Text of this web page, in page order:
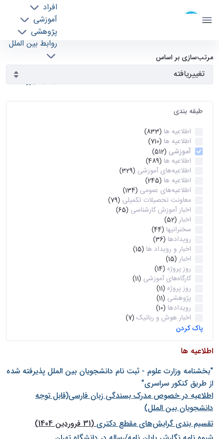
افراد
آموزشی
پژوهشی
روابط بین الملل
خدمات
آرشیو اطلاعیه ها - ece- دانشکده مهندسی برق و
کامپیوتر
مرتب‌سازی بر اساس
طبقه بندی
اطلاعیه ها (833)
اطلاعیه ها (710)
آموزشی (512)
اطلاعیه ها (489)
اطلاعیه‌های‌ آموزشی (329)
اطلاعیه ها (245)
اطلاعیه‌های عمومی (134)
معاونت تحصیلات تکمیلی (79)
اخبار آموزش کارشناسی (65)
اخبار (52)
سخنرانیها (44)
رویدادها (36)
اخبار و رویداد ها (15)
اخبار (15)
روز پروژه (14)
کارگاه‌های آموزشی (11)
روز پروژه (11)
پژوهشی (11)
رویدادها (10)
اخبار هوش و رباتیک (7)
پاک کردن
اطلاعیه ها
"بخشنامه وزارت علوم - ثبت نام دانشجويان بين الملل پذيرفته شده
از طريق كنكور سراسری"
اطلاعیه در خصوص مدرک بسندگی زبان فارسی(قابل توجه
دانشجویان بین الملل)
تقسیم بندی گرایش‌های مقطع دکتری(31 فروردین 1404)